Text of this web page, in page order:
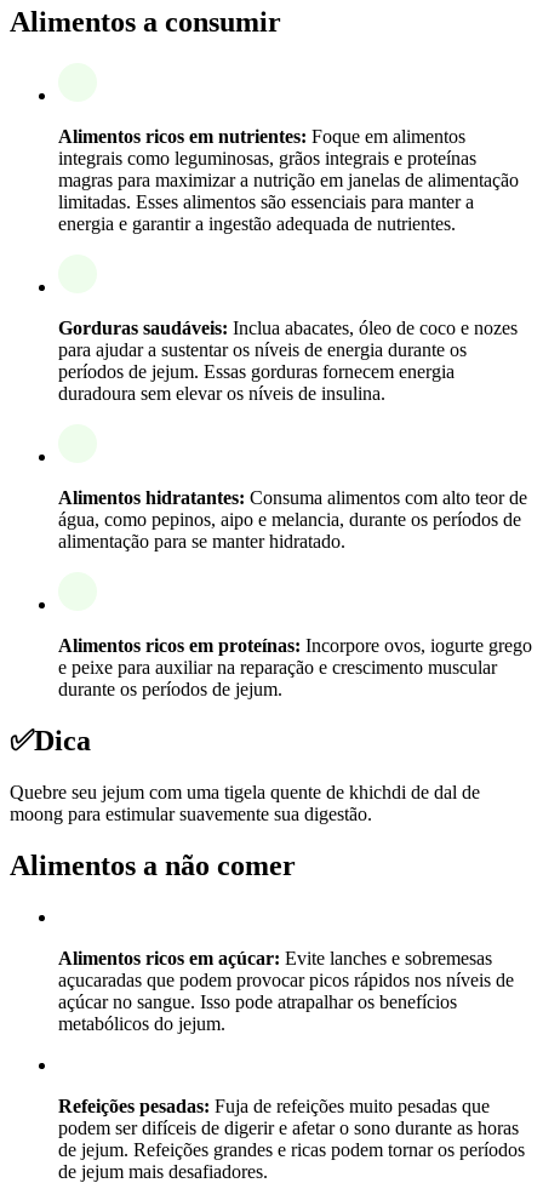
Alimentos a consumir
Alimentos ricos em nutrientes: Foque em alimentos
integrais como leguminosas, grãos integrais e proteínas
magras para maximizar a nutrição em janelas de alimentação
limitadas. Esses alimentos são essenciais para manter a
energia e garantir a ingestão adequada de nutrientes.
Gorduras saudáveis: Inclua abacates, óleo de coco e nozes
para ajudar a sustentar os níveis de energia durante os
períodos de jejum. Essas gorduras fornecem energia
duradoura sem elevar os níveis de insulina.
Alimentos hidratantes: Consuma alimentos com alto teor de
água, como pepinos, aipo e melancia, durante os períodos de
alimentação para se manter hidratado.
Alimentos ricos em proteínas: Incorpore ovos, iogurte grego
e peixe para auxiliar na reparação e crescimento muscular
durante os períodos de jejum.
✅Dica
Quebre seu jejum com uma tigela quente de khichdi de dal de
moong para estimular suavemente sua digestão.
Alimentos a não comer
Alimentos ricos em açúcar: Evite lanches e sobremesas
açucaradas que podem provocar picos rápidos nos níveis de
açúcar no sangue. Isso pode atrapalhar os benefícios
metabólicos do jejum.
Refeições pesadas: Fuja de refeições muito pesadas que
podem ser difíceis de digerir e afetar o sono durante as horas
de jejum. Refeições grandes e ricas podem tornar os períodos
de jejum mais desafiadores.